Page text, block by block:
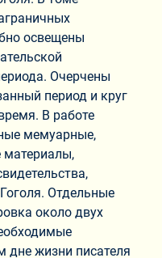
освещены
Очерчены
период и круг
В работе
мемуарные,
материалы,
Отдельные
около двух
дне жизни писателя